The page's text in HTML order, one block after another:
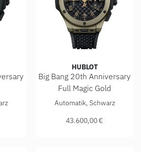
Anniversary All Black , Ref:
HUBLOT
Big Bang 20th Anniversary
Full Magic Gold
Hublot Big Bang 20th
Automatik, Schwarz
43.600,00 €